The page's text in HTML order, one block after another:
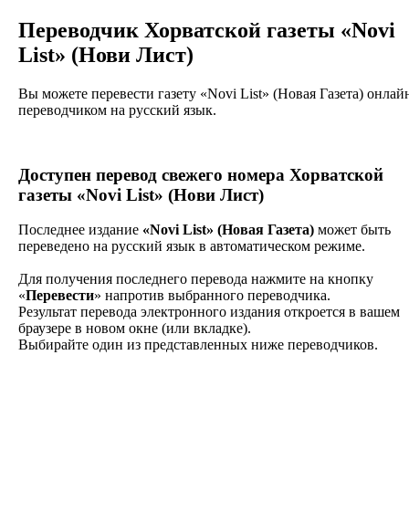
Переводчик Хорватской газеты «Novi
List» (Нови Лист)
Вы можете перевести газету «Novi List» (Новая Газета)
переводчиком на русский язык.
Доступен перевод свежего номера Хорватской
газеты «Novi List» (Нови Лист)
Последнее издание «Novi List» (Новая Газета) может быть
переведено на русский язык в автоматическом режиме.
Для получения последнего перевода нажмите на кнопку
«Перевести» напротив выбранного переводчика.
Результат перевода электронного издания откроется в вашем
браузере в новом окне (или вкладке).
Выбирайте один из представленных ниже переводчиков.